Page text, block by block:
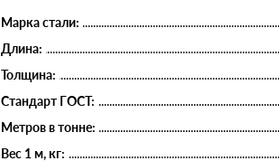
Марка стали:
Длина:
Толщина:
Стандарт ГОСТ:
Метров в тонне:
Вес 1 м, кг: